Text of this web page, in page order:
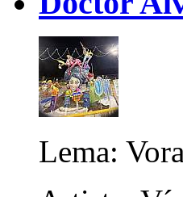
Lema: